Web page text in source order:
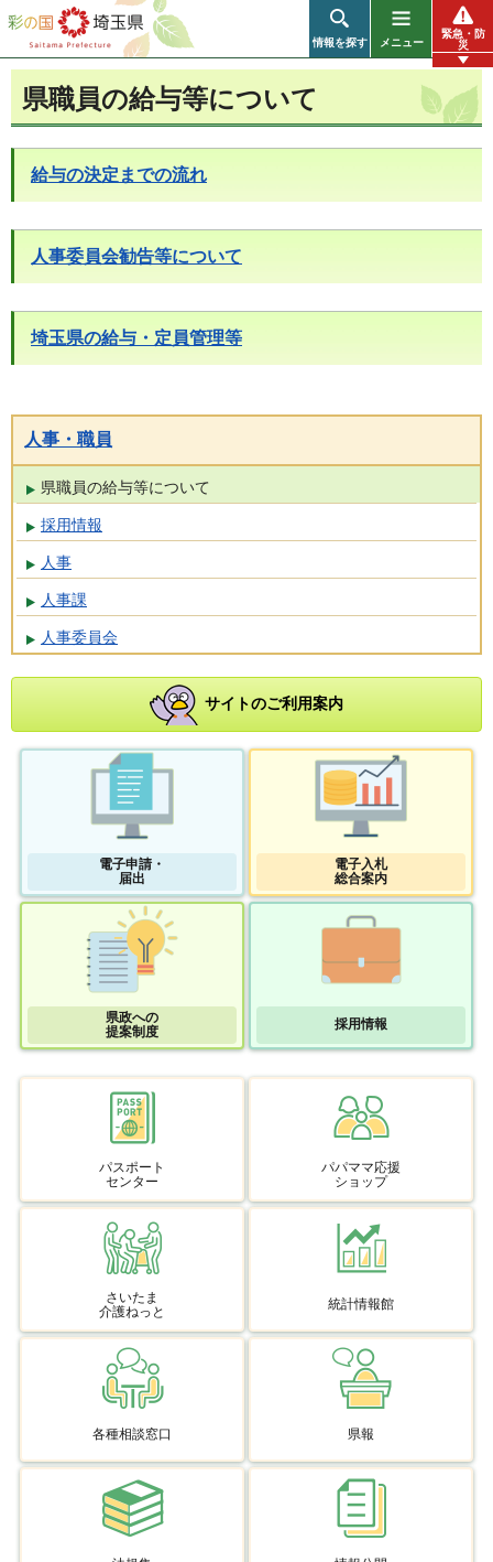
彩の国 埼玉県
情報を探す メニュー
緊急・防
災
県職員の給与等について
給与の決定までの流れ
人事委員会勧告等について
埼玉県の給与・定員管理等
人事・職員
県職員の給与等について
採用情報
人事
人事課
人事委員会
サイトのご利用案内
電子申請・
届出
電子入札
総合案内
県政への
提案制度
採用情報
パスポート
センター
パパママ応援
ショップ
さいたま
介護ねっと
統計情報館
各種相談窓口 県報